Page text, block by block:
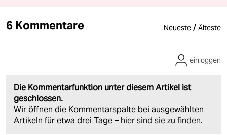
6 Kommentare Neueste / Älteste
Die Kommentarfunktion unter diesem Artikel ist
geschlossen.
Wir öffnen die Kommentarspalte bei ausgewählten
Artikeln für etwa drei Tage – hier sind sie zu finden.
einloggen